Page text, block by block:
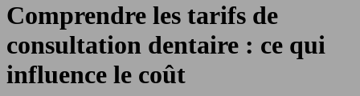
Comprendre les tarifs de
consultation dentaire : ce qui
influence le coût